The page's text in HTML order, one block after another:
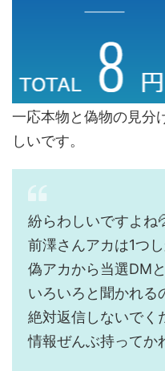
一応本物と偽物の見分
しいです。
紛らわしいですよね
前澤さんアカは1つ
偽アカから当選DM
いろいろと聞かれる
絶対返信しないでく
情報ぜんぶ持ってか